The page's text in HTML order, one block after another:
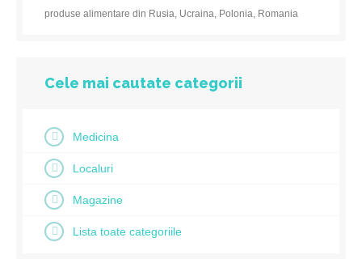
produse alimentare din Rusia, Ucraina, Polonia, Romania
Cele mai cautate categorii
Medicina
Localuri
Magazine
Lista toate categoriile